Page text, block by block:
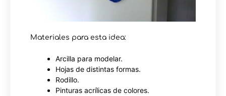
Materiales para esta idea:
Arcilla para modelar.
Hojas de distintas formas.
Rodillo.
Pinturas acrílicas de colores.